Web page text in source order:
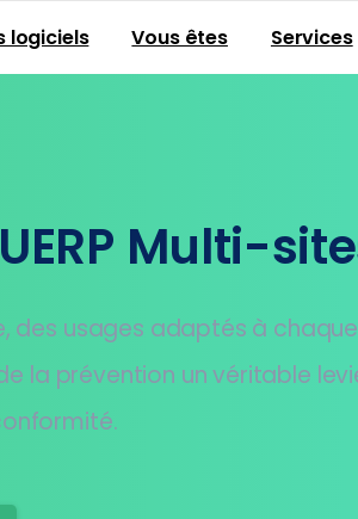
logiciels Vous êtes Services
Multi-
des usages adaptés à chaque
la prévention un véritable